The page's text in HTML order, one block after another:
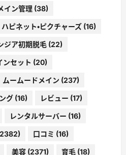
イン管理 (38)
ハピネット・ピクチャーズ (16)
ジア初期脱毛 (22)
ンセット (20)
ムームードメイン (237)
グ (16) レビュー (17)
レンタルサーバー (16)
口コミ (16)
美容 (2371) 育毛 (18)